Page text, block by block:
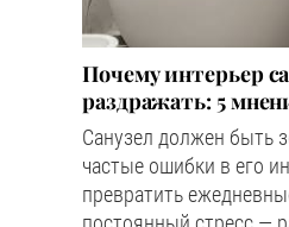
Почему интерьер
раздражать: 5
Санузел должен быть
частые ошибки в его
превратить